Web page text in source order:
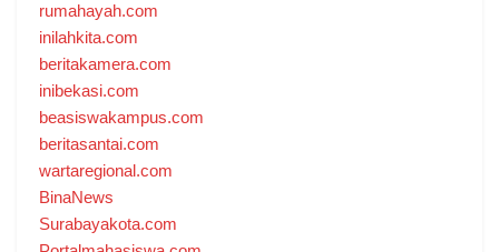
rumahayah.com
inilahkita.com
beritakamera.com
inibekasi.com
beasiswakampus.com
beritasantai.com
wartaregional.com
BinaNews
Surabayakota.com